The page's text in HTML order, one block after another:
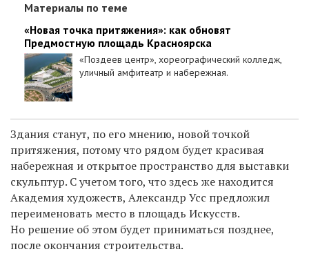
Материалы по теме
«Новая точка притяжения»: как обновят
Предмостную площадь Красноярска
«Поздеев центр», хореографический колледж,
уличный амфитеатр и набережная.
Здания станут, по его мнению, новой точкой
притяжения, потому что рядом будет красивая
набережная и открытое пространство для выставки
скульптур. С учетом того, что здесь же находится
Академия художеств, Александр Усс предложил
переименовать место в площадь Искусств.
Но решение об этом будет приниматься позднее,
после окончания строительства.